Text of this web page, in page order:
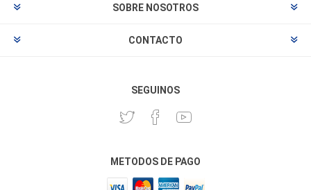
SOBRE NOSOTROS
CONTACTO
SEGUINOS
METODOS DE PAGO